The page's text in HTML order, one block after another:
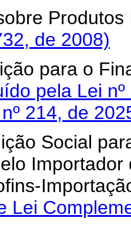
de 2008)
para o
pela Lei
214, de
Social
Lei